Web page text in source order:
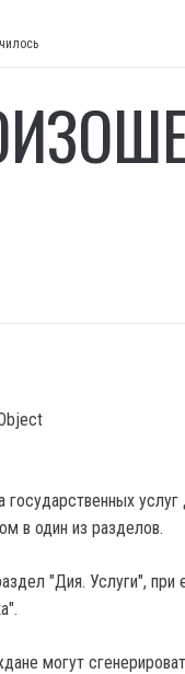
государственных
в один из разделов.
"Дия. Услуги", при
могут